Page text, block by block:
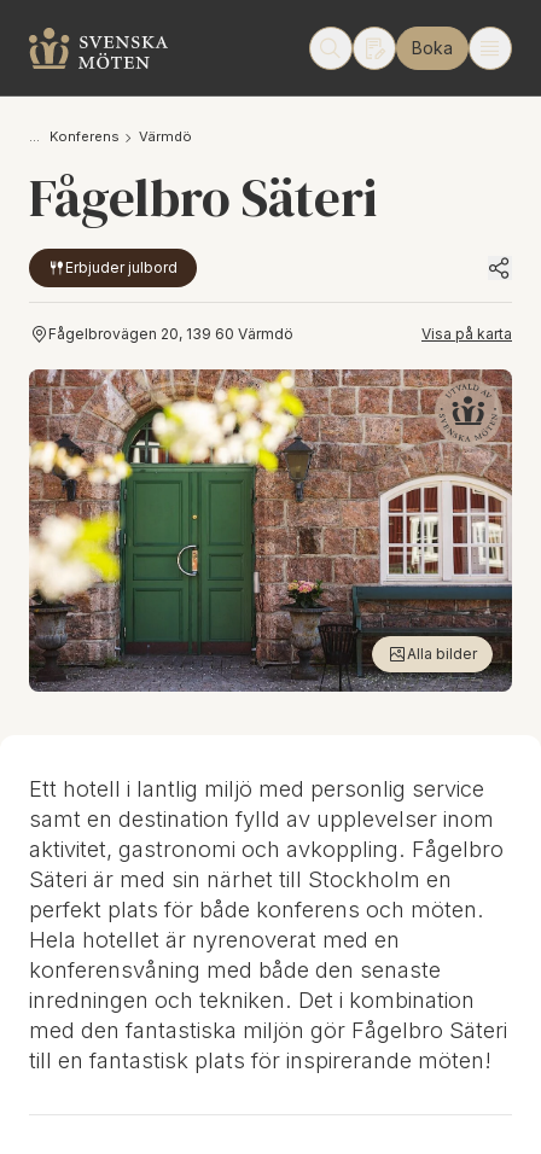
Boka
Konferens Värmdö
Fågelbro Säteri
Erbjuder julbord
Fågelbrovägen 20, 139 60 Värmdö Visa på karta
Alla bilder
Ett hotell i lantlig miljö med personlig service
samt en destination fylld av upplevelser inom
aktivitet, gastronomi och avkoppling. Fågelbro
Säteri är med sin närhet till Stockholm en
perfekt plats för både konferens och möten.
Hela hotellet är nyrenoverat med en
konferensvåning med både den senaste
inredningen och tekniken. Det i kombination
med den fantastiska miljön gör Fågelbro Säteri
till en fantastisk plats för inspirerande möten!